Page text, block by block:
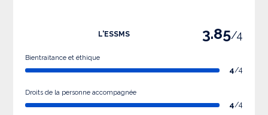
L'ESSMS 3.85/4
Bientraitance et éthique
4/4
Droits de la personne accompagnée
4/4